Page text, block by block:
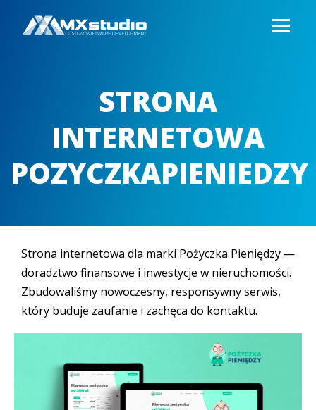
STRONA
INTERNETOWA
POZYCZKAPIENIEDZY
Strona internetowa dla marki Pożyczka Pieniędzy —
doradztwo finansowe i inwestycje w nieruchomości.
Zbudowaliśmy nowoczesny, responsywny serwis,
który buduje zaufanie i zachęca do kontaktu.